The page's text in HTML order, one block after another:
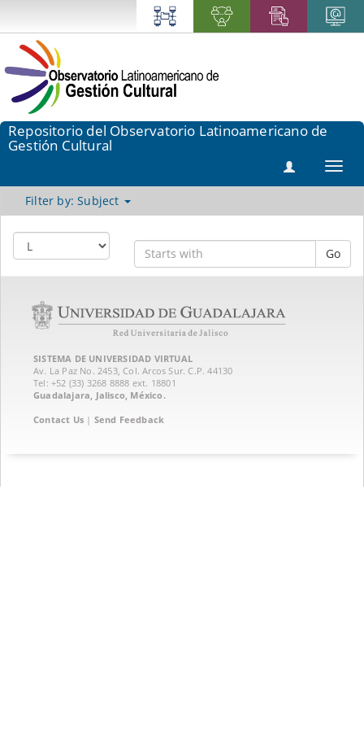
Repositorio del Observatorio Latinoamericano de
Gestión Cultural
Filter by: Subject
Go
SISTEMA DE UNIVERSIDAD VIRTUAL
Av. La Paz No. 2453, Col. Arcos Sur. C.P. 44130
Tel: +52 (33) 3268 8888‏ ext. 18801
Guadalajara, Jalisco, México.
Contact Us | Send Feedback